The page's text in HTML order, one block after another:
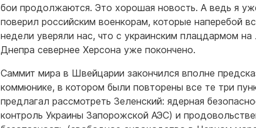
бои продолжаются. Это хорошая новость. А ведь я
поверил российским военкорам, которые наперебой
недели уверяли нас, что с украинским плацдармом на
Днепра севернее Херсона уже покончено.
Саммит мира в Швейцарии закончился вполне
коммюнике, в котором были повторены все те три
предлагал рассмотреть Зеленский: ядерная
контроль Украины Запорожской АЭС) и